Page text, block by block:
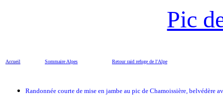
Pic
Accueil Sommaire Alpes Retour raid refuge de l'Alpe
Randonnée courte de mise en jambe au pic de Chamoissière,